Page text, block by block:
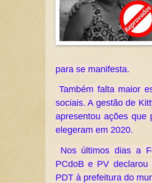
para se manifesta.
Também falta maior
sociais. A gestão de
apresentou ações que
elegeram em 2020.
Nos últimos dias a
PCdoB e PV
PDT à prefeitura do